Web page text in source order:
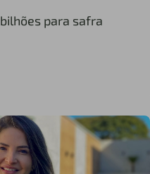
para safra